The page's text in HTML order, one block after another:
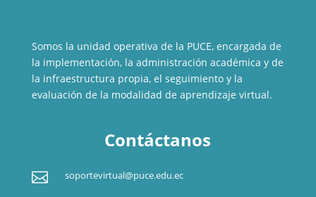
Somos la unidad operativa de la PUCE, encargada de
la implementación, la administración académica y de
la infraestructura propia, el seguimiento y la
evaluación de la modalidad de aprendizaje virtual.
Contáctanos
 soportevirtual@puce.edu.ec